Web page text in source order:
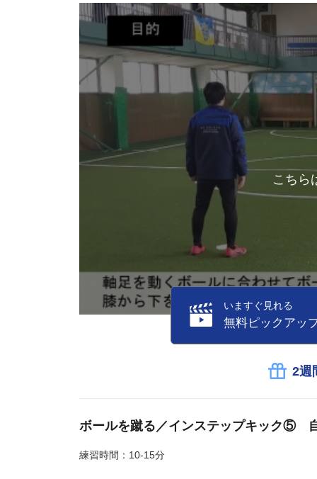
こちら
いますぐ見れる
無料ピックアッ
2週
ボールを蹴る／インステップキック⑤
練習時間：10-15分